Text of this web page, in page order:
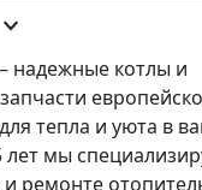
надежные котлы и
тепла и уюта в
мы
ремонте